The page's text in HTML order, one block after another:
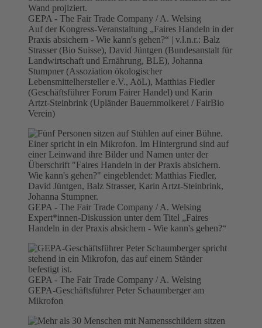
GEPA - The Fair Trade Company / A. Welsing
Auf der Kongress-Veranstaltung „Faires Handeln in der
Praxis absichern - Wie kann's gehen?“ | v.l.n.r.: Balz
Strasser (Bio Suisse), David Jüntgen (Bundesanstalt für
Landwirtschaft und Ernährung, BLE), Johanna
Stumpner (Assoziation ökologischer
Lebensmittelhersteller e.V., AöL), Matthias Fiedler
(Geschäftsführer Forum Fairer Handel) und Karin
Artzt-Steinbrink (Upländer Bauernmolkerei / FairBio
Verein)
GEPA - The Fair Trade Company / A. Welsing
Expert*innen-Diskussion unter dem Titel „Faires
Handeln in der Praxis absichern - Wie kann's gehen?“
GEPA - The Fair Trade Company / A. Welsing
GEPA-Geschäftsführer Peter Schaumberger am
Mikrofon